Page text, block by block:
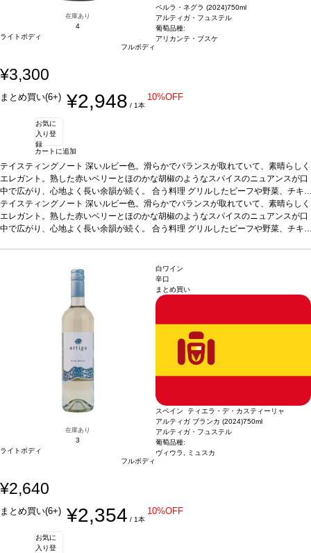
在庫あり
4
ライトボディ
フルボディ
ペルラ・ネグラ (2024)750ml
アルティガ・フュステル
葡萄品種:
アリカンテ・ブスケ
¥3,300
まとめ買い(6+) ¥2,948 / 1本
10%OFF
お気に
入り登
録
カートに追加
テイスティングノート 深いルビー色。滑らかでバランスが取れていて、素晴らしく
エレガント。熟した赤いベリーとほのかな胡椒のようなスパイスのニュアンスが口
中で広がり、心地よく長い余韻が続く。 合う料理 グリルしたビーフや野菜、チキ
ンの照り焼きなどと好相性葡萄品種アリカンテ・ブーシェ 100%*本ヴィンテージ
が在庫切れの場合、在庫があり価格が同様の場合は自動的に次のヴィンテージに変
更されます、ご了承ください。
テイスティングノート 深いルビー色。滑らかでバランスが取れていて、素晴らしく
エレガント。熟した赤いベリーとほのかな胡椒のようなスパイスのニュアンスが口
中で広がり、心地よく長い余韻が続く。 合う料理 グリルしたビーフや野菜、チキ
在庫あり
3
ライトボディ
フルボディ
白ワイン
辛口
まとめ買い
スペイン ティエラ・デ・カスティーリャ
アルティガ ブランカ (2024)750ml
アルティガ・フュステル
葡萄品種:
ヴィウラ, ミュスカ
¥2,640
まとめ買い(6+) ¥2,354 / 1本
10%OFF
お気に
入り登